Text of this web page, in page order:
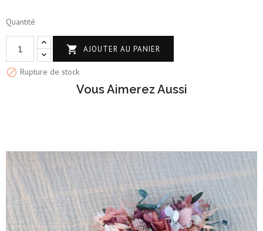
Quantité
 AJOUTER AU PANIER
 Rupture de stock
Vous Aimerez Aussi